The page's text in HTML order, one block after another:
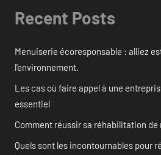
Recent Posts
Menuiserie écoresponsable : alliez
l’environnement.
Les cas où faire appel à une
essentiel
Comment réussir sa réhabilitation de
Quels sont les incontournables pour